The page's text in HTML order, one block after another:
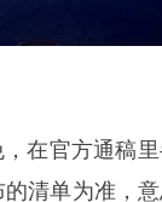
在官方通稿
清单为准，